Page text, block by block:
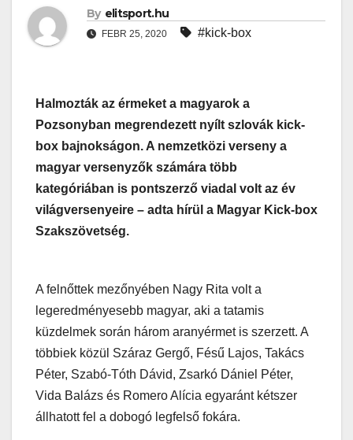
By elitsport.hu
FEBR 25, 2020 #kick-box
Halmozták az érmeket a magyarok a
Pozsonyban megrendezett nyílt szlovák kick-
box bajnokságon. A nemzetközi verseny a
magyar versenyzők számára több
kategóriában is pontszerző viadal volt az év
világversenyeire – adta hírül a Magyar Kick-box
Szakszövetség.
A felnőttek mezőnyében Nagy Rita volt a
legeredményesebb magyar, aki a tatamis
küzdelmek során három aranyérmet is szerzett. A
többiek közül Száraz Gergő, Fésű Lajos, Takács
Péter, Szabó-Tóth Dávid, Zsarkó Dániel Péter,
Vida Balázs és Romero Alícia egyaránt kétszer
állhatott fel a dobogó legfelső fokára.